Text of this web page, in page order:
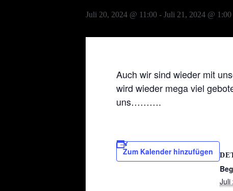
Juli 20, 2024 @ 11:00 - Juli 21, 2024 @ 1:00
Auch wir sind wieder mit
wird wieder mega viel
uns……….
Zum Kalender hinzufügen
Juli